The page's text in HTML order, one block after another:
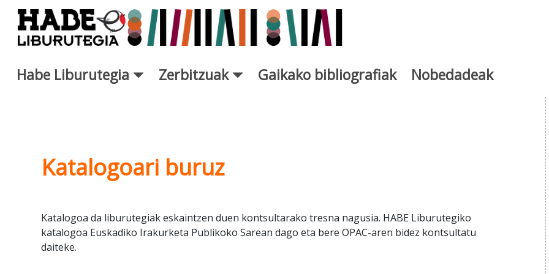
Eduki nagusira joan
Habe Liburutegia Zerbitzuak Gaikako bibliografiak Nobedadeak
Katalogoari buruz
Katalogoa da liburutegiak eskaintzen duen kontsultarako tresna nagusia. HABE Liburutegiko
katalogoa Euskadiko Irakurketa Publikoko Sarean dago eta bere OPAC-aren bidez kontsultatu
daiteke.